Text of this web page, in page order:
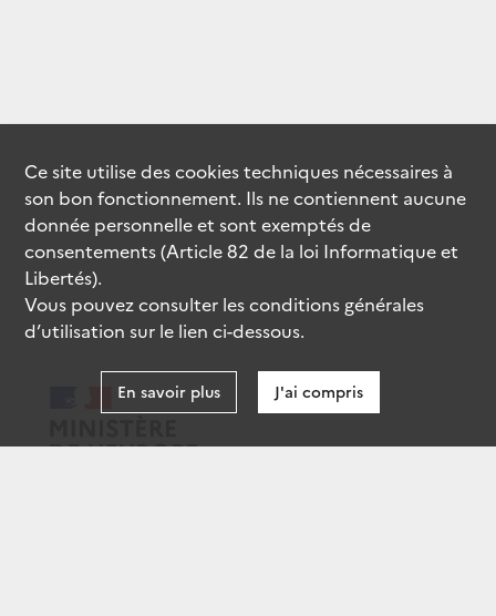
Ce site utilise descookiestechniques nécessaires à
son bon fonctionnement. Ils ne contiennent aucune
donnée personnelle et sont exemptés de
consentements (Article 82 de la loi Informatique et
Libertés).
Vous pouvez consulter les conditions générales
d’utilisation sur le lien ci-dessous.
En savoir plus J'ai compris